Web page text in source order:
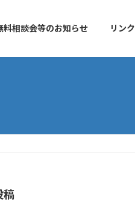
料相談会等のお知らせ リンク
稿